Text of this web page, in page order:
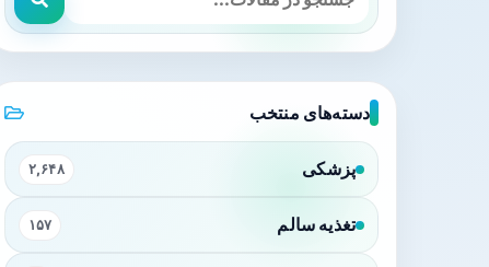
دسته‌های منتخب
پزشکی ۲,۶۴۸
تغذیه سالم ۱۵۷